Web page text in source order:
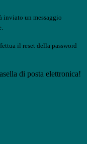
inviato un messaggio
il reset della password
di posta elettronica!